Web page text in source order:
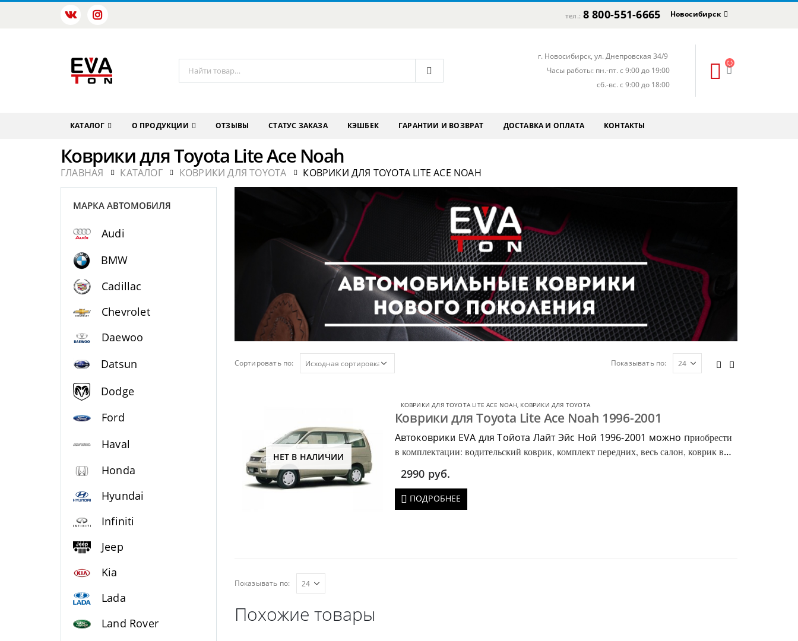
тел.: 8 800-551-6665 Новосибирск
г. Новосибирск, ул. Днепровская 34/9
Часы работы: пн.-пт. с 9:00 до 19:00
сб.-вс. с 9:00 до 18:00
КАТАЛОГ О ПРОДУКЦИИ ОТЗЫВЫ СТАТУС ЗАКАЗА КЭШБЕК ГАРАНТИИ И ВОЗВРАТ ДОСТАВКА И ОПЛАТА КОНТАКТЫ
Коврики для Toyota Lite Ace Noah
ГЛАВНАЯ КАТАЛОГ КОВРИКИ ДЛЯ TOYOTA КОВРИКИ ДЛЯ TOYOTA LITE ACE NOAH
Сортировать по: Показывать по:
НЕТ В НАЛИЧИИ
КОВРИКИ ДЛЯ TOYOTA LITE ACE NOAH, КОВРИКИ ДЛЯ TOYOTA
Коврики для Toyota Lite Ace Noah 1996-2001
Автоковрики EVA для Тойота Лайт Эйс Ной 1996-2001 можно приобрести
в комплектации: водительский коврик, комплект передних, весь салон, коврик в
2990 руб.
ПОДРОБНЕЕ
Показывать по:
Похожие товары
МАРКА АВТОМОБИЛЯ
Audi
BMW
Cadillac
Chevrolet
Daewoo
Datsun
Dodge
Ford
Haval
Honda
Hyundai
Infiniti
Jeep
Kia
Lada
Land Rover